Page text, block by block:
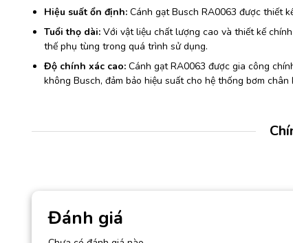
Hiệu suất ổn định:Cánh gạt Busch RA0063 được thiết
Tuổi thọ dài:Với vật liệu chất lượng cao và thiết kế
thế phụ tùng trong quá trình sử dụng.
Độ chính xác cao:Cánh gạt RA0063 được gia công
không Busch, đảm bảo hiệu suất cho hệ thống bơm chân
Đánh giá